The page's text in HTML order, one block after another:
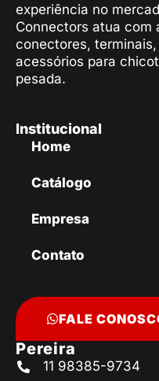
experiência no
Connectors atua com
conectores,
acessórios para
pesada.
Institucional
Home
Catálogo
Empresa
Contato
FALE
Pereira
11 98385-9734